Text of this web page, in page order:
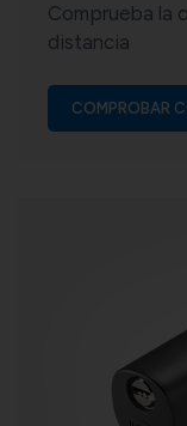
Comprueba la
distancia
COMPROBAR